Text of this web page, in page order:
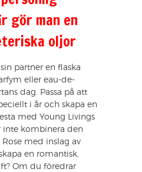
gör man en
oljor
partner en flaska
eller eau-de-
dag. Passa på att
i år och skapa en
med Young Livings
inte kombinera den
Rose med inslag av
en romantisk,
Om du föredrar